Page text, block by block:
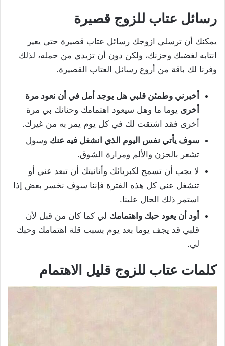
رسائل عتاب للزوج قصيرة
يمكنك أن ترسلي ازوجك رسائل عتاب قصيرة حتى يعير
انتابه لغضبك وحزنك، ولكن دون أن تزيدي من حمله، لذلك
وفرنا لك باقة من أروع رسائل العتاب القصيرة.
أخبرني وطمئن قلبي هل يوجد أمل في أن نعود مرة
أخرى يوما ما وهل سيعود اهتمامك وحنانك بي مرة
أخرى فقد اشتقت لك في كل يوم يمر به من غيرك.
سوف يأتي نفس اليوم الذي انشغل فيه عنك وسول
تشعر بالحزن والألم ومرارة الشوق.
لا يجب أن تسمح لكبريائك وأنانيتك أن تبعد عني أو
تنشغل عني كل هذه الفترة فإننا سوف نخسر بعض إذا
استمر ذلك الحال علينا.
أود أن يعود حبك واهتمامك لي كما كان من قبل لأن
قلبي قد يجف يوما بعد يوم بسبب قلة اهتمامك وحبك
لي.
كلمات عتاب للزوج قليل الاهتمام